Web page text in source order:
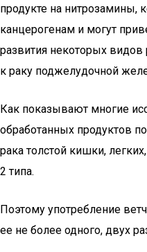
продукте на нитрозамины,
канцерогенам и могут
развития некоторых видов
к раку поджелудочной
Как показывают многие
обработанных продуктов
рака толстой кишки,
2 типа.
Поэтому употребление
ее не более одного, двух